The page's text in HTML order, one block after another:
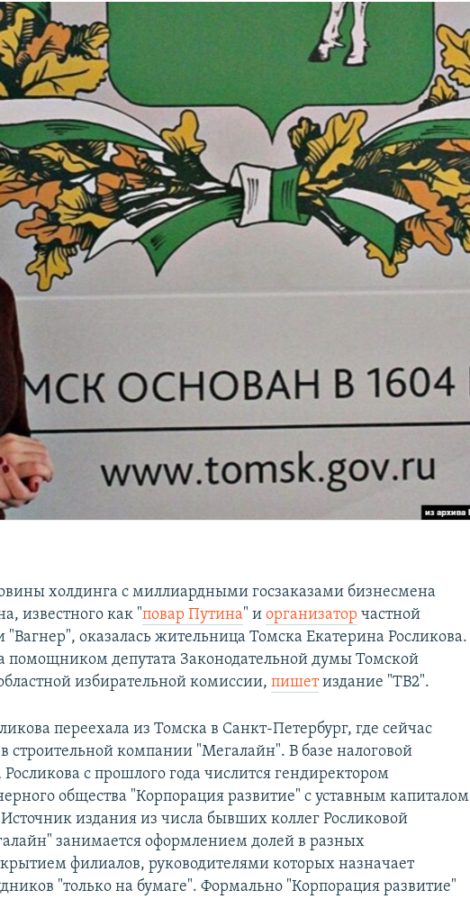
холдинга с миллиардными госзаказами бизнесмена
известного как "повар Путина" иорганизатор частной
оказалась жительница Томска Екатерина Росликова.
помощником депутата Законодательной думы Томской
избирательной комиссии,пишетиздание "ТВ2".
переехала из Томска в Санкт-Петербург, где сейчас
строительной компании "Мегалайн". В базе налоговой
с прошлого года числится гендиректором
общества "Корпорация развитие" с уставным капиталом
издания из числа бывших коллег Росликовой
занимается оформлением долей в разных
филиалов, руководителями которых назначает
"только на бумаге". Формально "Корпорация развитие"